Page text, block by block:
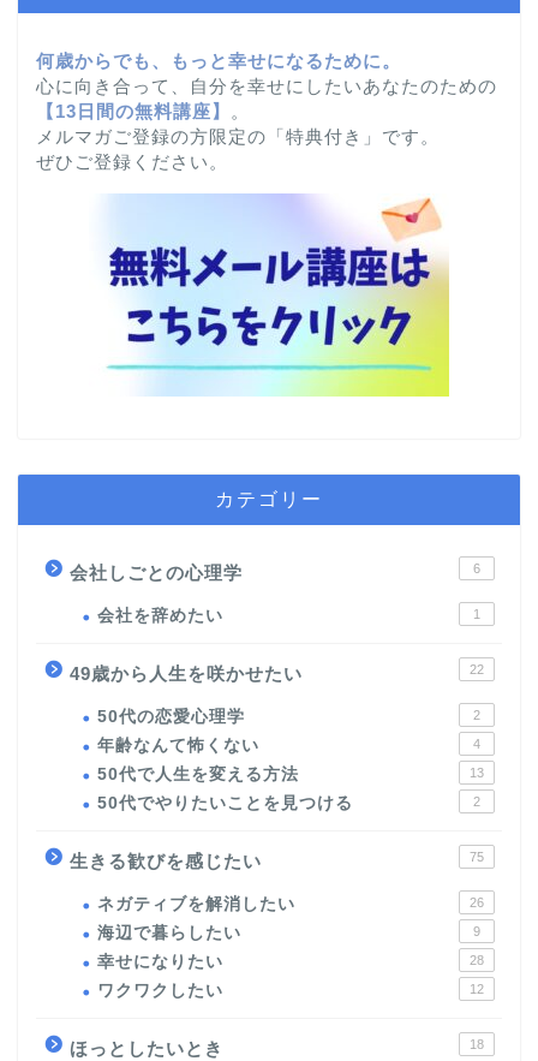
何歳からでも、もっと幸せになるために。
心に向き合って、自分を幸せにしたいあなたのための
【 13日間の無料講座】
。
メルマガご登録の方限定の「特典付き」です。
ぜひご登録ください。
カテゴリー
会社しごとの心理学 6
会社を辞めたい 1
49歳から人生を咲かせたい 22
50代の恋愛心理学 2
年齢なんて怖くない 4
50代で人生を変える方法 13
50代でやりたいことを見つける 2
生きる歓びを感じたい 75
ネガティブを解消したい 26
海辺で暮らしたい 9
幸せになりたい 28
ワクワクしたい 12
ほっとしたいとき 18